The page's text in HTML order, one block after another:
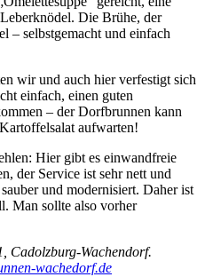
Die Brühe, der
– selbstgemacht und einfach
wir und auch hier verfestigt sich
einfach, einen guten
– der Dorfbrunnen kann
aufwarten!
Hier gibt es einwandfreie
der Service ist sehr nett und
und modernisiert. Daher ist
Man sollte also vorher
Cadolzburg-Wachendorf.
wachedorf.de